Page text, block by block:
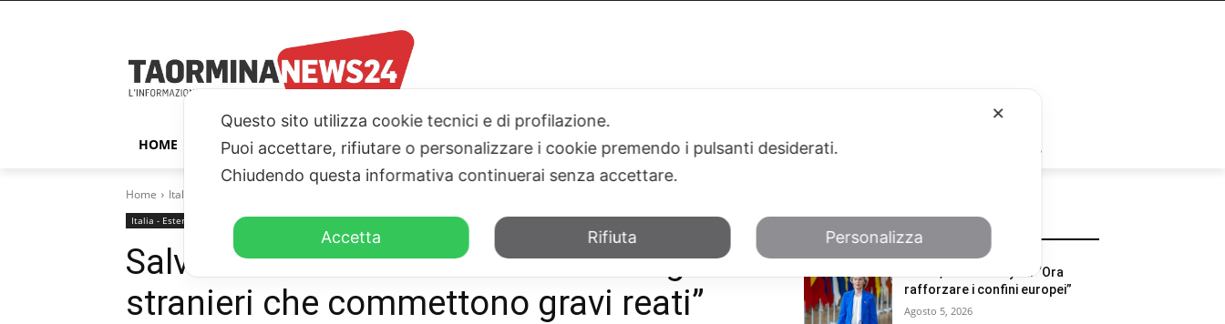
HOME TAORMINA ITALIA – ESTERI PARLAMENTO SICILIA SALUTE SPORT TN24TV
Home Italia - Esteri
Italia - Esteri
Salvini: “Revocare la cittadinanza agli
stranieri che commettono gravi reati”
Ceuta, Von der Leyen: “Ora
rafforzare i confini europei”
Agosto 5, 2026
✕
Questo sito utilizza cookie tecnici e di profilazione.
Puoi accettare, rifiutare o personalizzare i cookie premendo i pulsanti desiderati.
Chiudendo questa informativa continuerai senza accettare.
Accetta Rifiuta Personalizza